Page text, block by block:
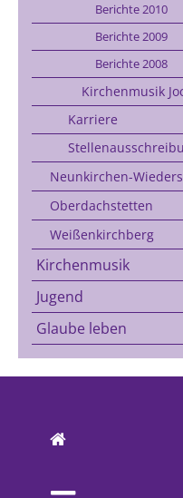
Berichte 2010
Berichte 2009
Berichte 2008
Kirchenmusik
Karriere
Neunkirchen-
Oberdachstetten
Weißenkirchberg
Kirchenmusik
Jugend
Glaube leben